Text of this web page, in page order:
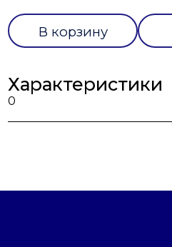
В корзину
Характеристики
0